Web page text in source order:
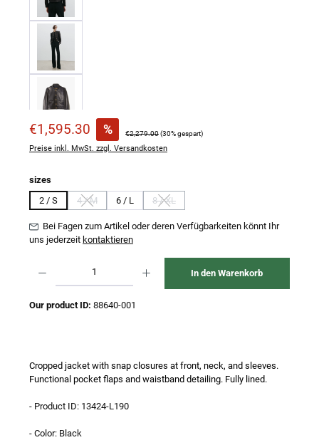
Verkaufspreis:
€1,595.30 % Regulärer Preis:
€2,279.00(30% gespart)
Preise inkl. MwSt. zzgl. Versandkosten
sizesauswählen
2 / S
4 / M
(Diese Option ist zurzeit nicht verfügbar.)
6 / L 8 / XL
(Diese Option ist zurzeit nicht verfügbar.)
Bei Fagen zum Artikel oder deren Verfügbarkeiten könnt Ihr
uns jederzeit kontaktieren
In den Warenkorb
Our product ID: 88640-001
Cropped jacket with snap closures at front, neck, and sleeves.
Functional pocket flaps and waistband detailing. Fully lined.
- Product ID: 13424-L190
- Color: Black